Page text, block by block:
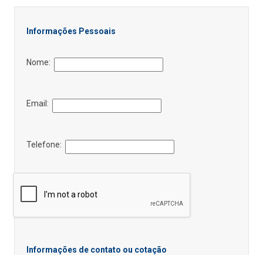
Informações Pessoais
Nome:
Email:
Telefone:
Informações de contato ou cotação